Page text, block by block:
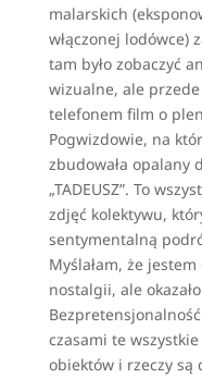
malarskich
włączonej lodówce)
tam było zobaczyć
wizualne, ale
telefonem film o
Pogwizdowie, na
zbudowała opalany
„TADEUSZ”. To
zdjęć kolektywu,
sentymentalną
Myślałam, że
nostalgii, ale
czasami te
obiektów i rzeczy są